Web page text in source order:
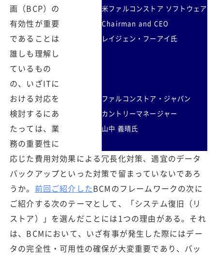
米ファルコンストア ソフトウェア
Chairman and CEO
レイジェン・フーアイ氏
ファルコンストア・ジャパン
カントリーマネージャー
山中 義晴氏
画（BCP）の
有効性が重要
であることは
誰しも理解し
ているもの
の、いざITに
おける対応を
検討するにあ
たっては、業
務の重要性に
応じた費用対効果による冗長化対策、適宜のデータ
バックアップといった対策で留まっていないであろ
うか。 前回ご紹介したBCMのフレームワークの次に
ご紹介する次のテーマとして、「システム復旧（リ
ストア）」を選んだことには1つの理由がある。それ
は、BCMにおいて、いざ有事が発生した際にはデー
タの完全性・可用性の確保が大変重要であり、バッ